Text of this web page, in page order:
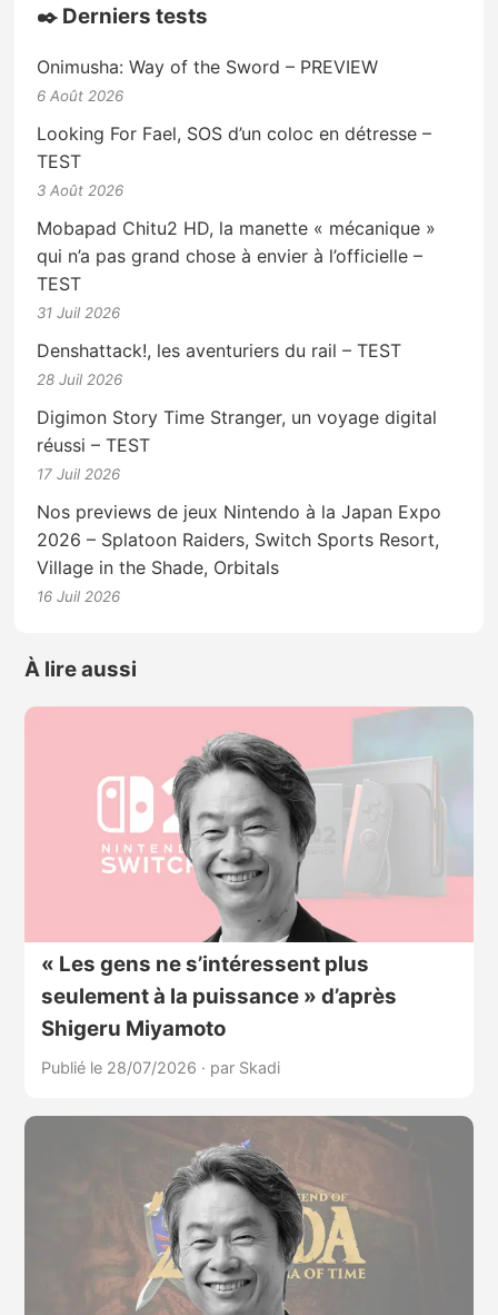
✒️ Derniers tests
Onimusha: Way of the Sword – PREVIEW
6 Août 2026
Looking For Fael, SOS d’un coloc en détresse –
TEST
3 Août 2026
Mobapad Chitu2 HD, la manette « mécanique »
qui n’a pas grand chose à envier à l’officielle –
TEST
31 Juil 2026
Denshattack!, les aventuriers du rail – TEST
28 Juil 2026
Digimon Story Time Stranger, un voyage digital
réussi – TEST
17 Juil 2026
Nos previews de jeux Nintendo à la Japan Expo
2026 – Splatoon Raiders, Switch Sports Resort,
Village in the Shade, Orbitals
16 Juil 2026
À lire aussi
« Les gens ne s’intéressent plus
seulement à la puissance » d’après
Shigeru Miyamoto
Publié le 28/07/2026 · par Skadi